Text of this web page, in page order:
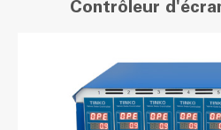
Contrôleur